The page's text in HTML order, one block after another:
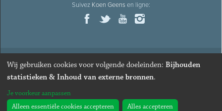
Suivez Koen Geensen ligne:
© 2026Ancien ministre et député honoraire
Webdesign & développement par Zenjoy de Louvain
Wij gebruiken cookies voor volgende doeleinden: Bijhouden
statistieken & Inhoud van externe bronnen.
Je voorkeur aanpassen
Alleen essentiële cookies accepteren
Alles accepteren